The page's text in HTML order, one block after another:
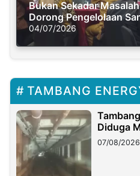
Bukan Sekadar
Dorong Pengelolaan
Solusi Krisis Iklim
04/07/2026
TAMBANG
Diduga
07/08/